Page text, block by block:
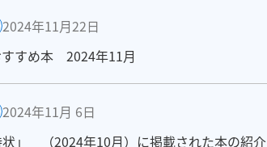
2024年11月22日
すすめ本 2024年11月
2024年11月 6日
」 （2024年10月）に掲載された本の紹介